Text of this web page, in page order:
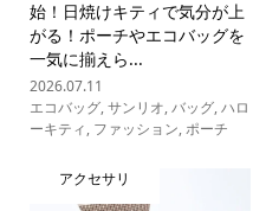
始！日焼けキティで気分が上
がる！ポーチやエコバッグを
一気に揃えら...
2026.07.11
エコバッグ,サンリオ,バッグ,ハロ
ーキティ, ファッション,ポーチ
アクセサリ